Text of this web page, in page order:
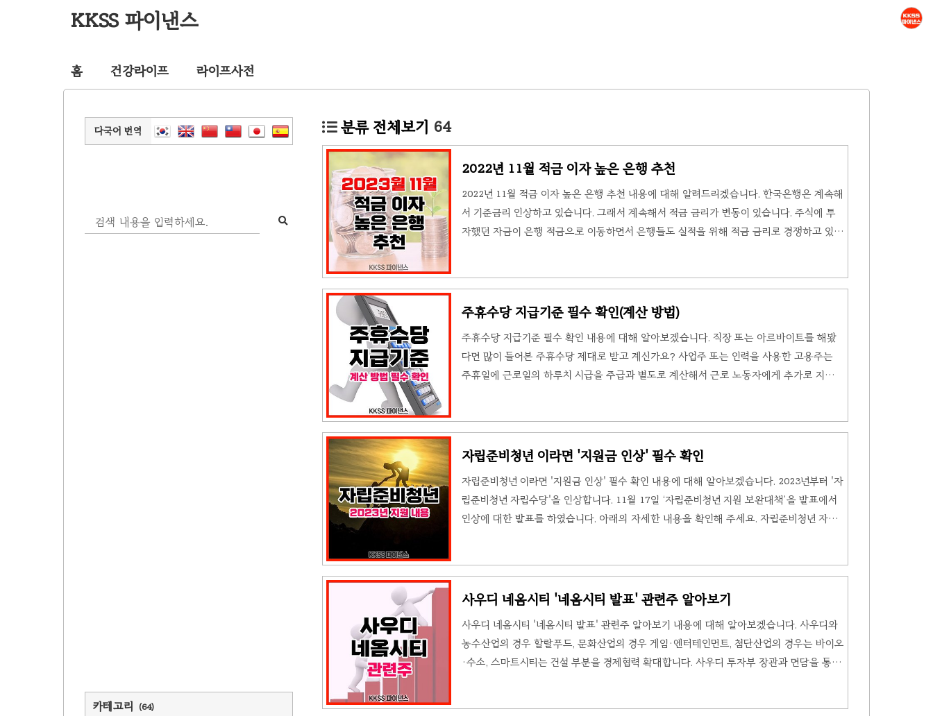
KKSS 파이낸스
홈 건강라이프 라이프사전
다국어 번역
카테고리 (64)
분류 전체보기 64
2022년 11월 적금 이자 높은 은행 추천
2022년 11월 적금 이자 높은 은행 추천 내용에 대해 알려드리겠습니다. 한국은행은 계속해
서 기준금리 인상하고 있습니다. 그래서 계속해서 적금 금리가 변동이 있습니다. 주식에 투
자했던 자금이 은행 적금으로 이동하면서 은행들도 실적을 위해 적금 금리로 경쟁하고 있습
야 합니다. 이유는 적금 상품 가입 기간별로 이자 차이가 있기 때문입니다. 6개월, 12개월,
24개월, 36개월 별로 '적금 이자 높은 은행 추천'을 해드리겠습니다. 적금은 가입 기간이 오
주휴수당 지급기준 필수 확인(계산 방법)
주휴수당 지급기준 필수 확인 내용에 대해 알아보겠습니다. 직장 또는 아르바이트를 해봤
다면 많이 들어본 주휴수당 제대로 받고 계신가요? 사업주 또는 인력을 사용한 고용주는
주휴일에 근로일의 하루치 시급을 주급과 별도로 계산해서 근로 노동자에게 추가로 지급해
자에게 1주일에 평균 1회 이상의 유급휴일을 주어야 합니다. (제55조) 주5일근무제에서 1
주일 중 1일은 주휴일, 또 다른 1일은 무급 휴일입니다. 그래서 주휴일이 꼭 일요일이어야 하
자신이 노동하는 곳..
자립준비청년 이라면 '지원금 인상' 필수 확인
자립준비청년 이라면 '지원금 인상' 필수 확인 내용에 대해 알아보겠습니다. 2023년부터 '자
립준비청년 자립수당'을 인상합니다. 11월 17일 ‘자립준비청년 지원 보완대책’을 발표에서
인상에 대한 발표를 하였습니다. 아래의 자세한 내용을 확인해 주세요. 자립준비청년 자립
육 시설 및 사회입니다. 자립준비청년 지원금 인상 현재 월 35만원에서 40만원으로 인상하
고, 자립정착금 지급액은 1000만원으로 지자체에 권고합니다. 자립준비청년 지원금 인상안
사우디 네옴시티 '네옴시티 발표' 관련주 알아보기
사우디 네옴시티 '네옴시티 발표' 관련주 알아보기 내용에 대해 알아보겠습니다. 사우디와
농수산업의 경우 할랄푸드, 문화산업의 경우 게임·엔터테인먼트, 첨단산업의 경우는 바이오
·수소, 스마트시티는 건설 부분을 경제협력 확대합니다. 사우디 투자부 장관과 면담을 통해